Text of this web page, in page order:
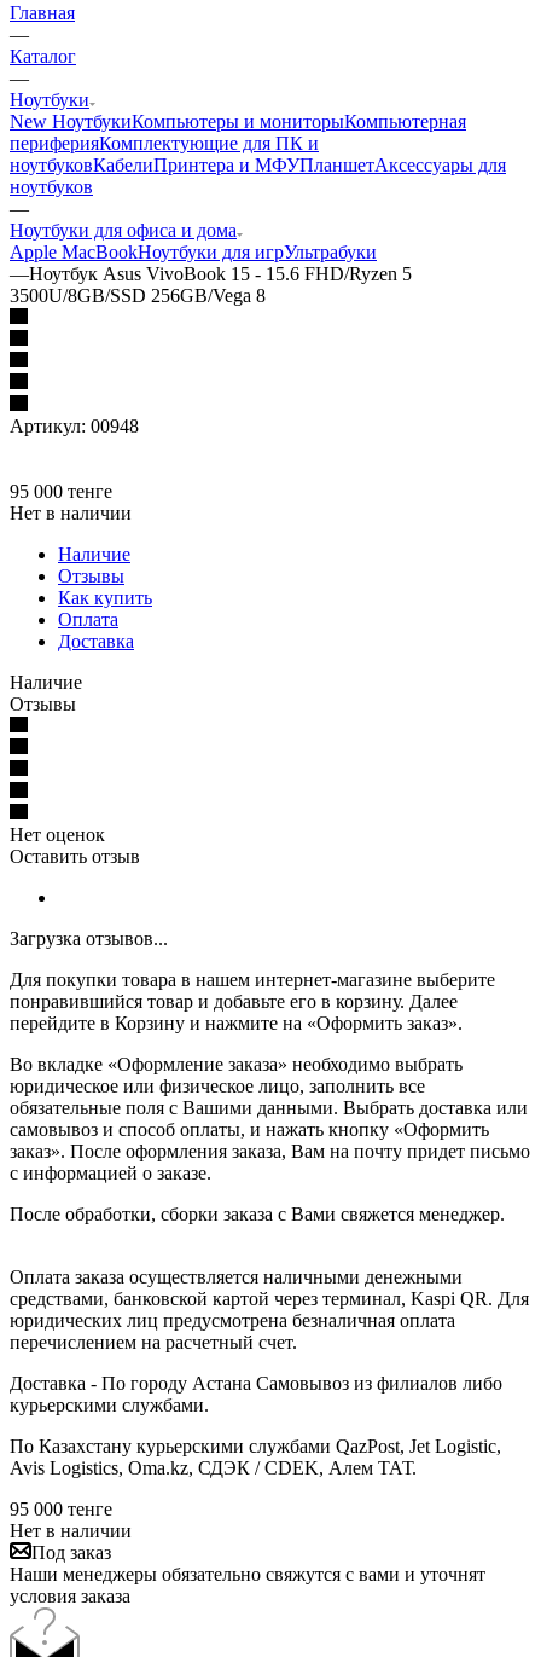
Главная
—
Каталог
—
Ноутбуки
New НоутбукиКомпьютеры и мониторыКомпьютерная
периферияКомплектующие для ПК и
ноутбуковКабелиПринтера и МФУПланшетАксессуары для
ноутбуков
—
Ноутбуки для офиса и дома
Apple MacBookНоутбуки для игрУльтрабуки
—Ноутбук Asus VivoBook 15 - 15.6 FHD/Ryzen 5
3500U/8GB/SSD 256GB/Vega 8
Артикул: 00948
95 000 тенге
Нет в наличии
Наличие
Отзывы
Как купить
Оплата
Доставка
Наличие
Отзывы
Нет оценок
Оставить отзыв
Загрузка отзывов...
Для покупки товара в нашем интернет-магазине выберите
понравившийся товар и добавьте его в корзину. Далее
перейдите в Корзину и нажмите на «Оформить заказ».
Во вкладке «Оформление заказа» необходимо выбрать
юридическое или физическое лицо, заполнить все
обязательные поля с Вашими данными. Выбрать доставка или
самовывоз и способ оплаты, и нажать кнопку «Оформить
заказ». После оформления заказа, Вам на почту придет письмо
с информацией о заказе.
После обработки, сборки заказа с Вами свяжется менеджер.
Оплата заказа осуществляется наличными денежными
средствами, банковской картой через терминал, Kaspi QR. Для
юридических лиц предусмотрена безналичная оплата
перечислением на расчетный счет.
Доставка - По городу Астана Самовывоз из филиалов либо
курьерскими службами.
По Казахстану курьерскими службами QazPost, Jet Logistic,
Avis Logistics, Oma.kz, СДЭК / CDEK, Алем ТАТ.
95 000 тенге
Нет в наличии
Под заказ
Наши менеджеры обязательно свяжутся с вами и уточнят
условия заказа